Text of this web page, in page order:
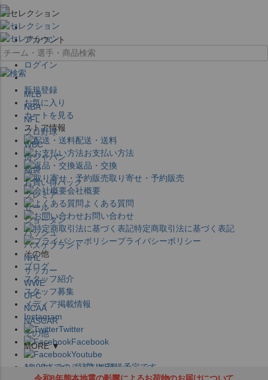
×
アカウント
ログイン
新規登録
お気に入り
カートを見る
ストア情報
配送・送料
お支払い方法
返品・交換
取り寄せ・予約販売
会社概要
よくある質問
お問い合わせ
特定商取引法に基づく表記
プライバシーポリシー
その他
ブログ
スタッフ紹介
スタッフ募集
メディア掲載情報
Instagram
Twitter
Facebook
Youtube
セレクション公式LINE@
MLB
NBA
NFL
プロ野球
WBC
侍ジャパン
福袋
お買い得パック
プレミア
セール
ジョーダン
バッシュ
バスケブランド
NHL
サッカー
WWE
UFC
NCAA
NASCAR
その他
MORE ▼
12:00までのご注文は発送予定です。